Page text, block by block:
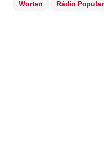
Worten
Rádio Popular